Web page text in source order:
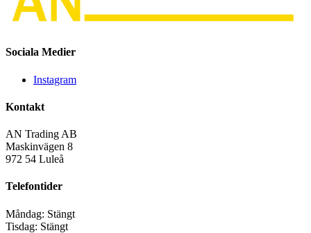
Sociala Medier
Instagram
Kontakt
AN Trading AB
Maskinvägen 8
972 54 Luleå
Telefontider
Måndag: Stängt
Tisdag: Stängt